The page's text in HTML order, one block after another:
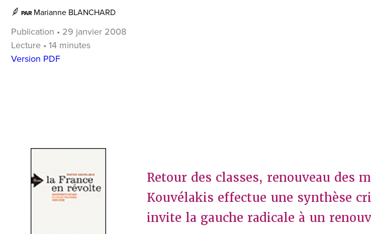
PAR Marianne BLANCHARD
Publication • 29 janvier 2008
Lecture • 14 minutes
Version PDF
Retour des classes, renouveau des
Kouvélakis effectue une synthèse
invite la gauche radicale à un